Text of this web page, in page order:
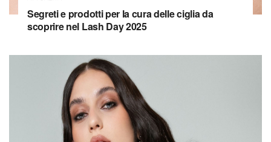
Segreti e prodotti per la cura delle ciglia da
scoprire nel Lash Day 2025